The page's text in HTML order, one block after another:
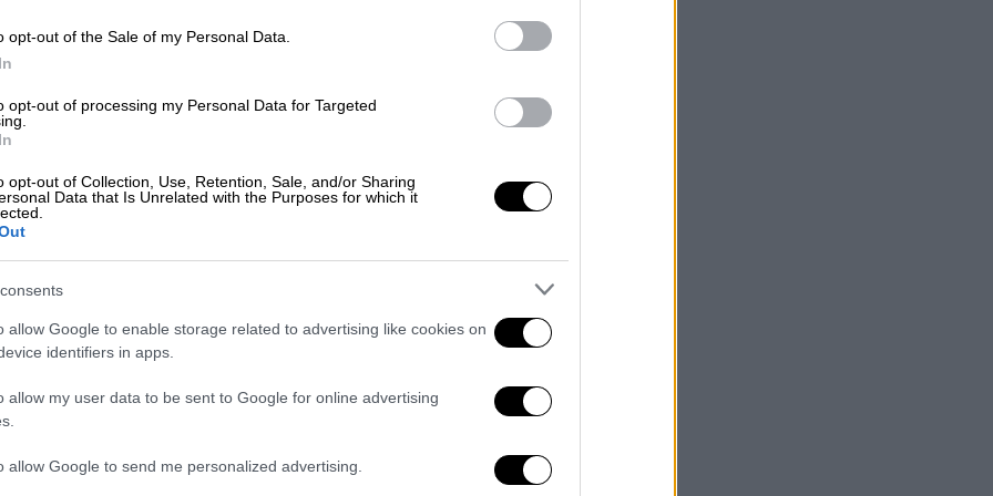
opt-out of the Sale of my Personal Data.
opt-out of processing my Personal Data for Targeted
opt-out of Collection, Use, Retention, Sale, and/or Sharing
Data that Is Unrelated with the Purposes for which it
allow Google to enable storage related to advertising like cookies on
identifiers in apps.
allow my user data to be sent to Google for online advertising
allow Google to send me personalized advertising.
Αποκαλυπτήρια για το λογότυπο
έναρξη λειτουργίας
Columbia Pictures: Αλλάζει το
πώς θα είναι το καινούργιο